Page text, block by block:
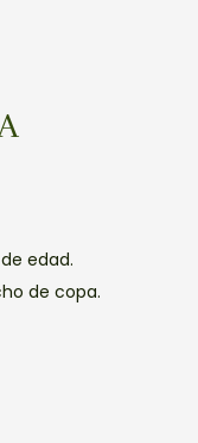
edad.
de copa.